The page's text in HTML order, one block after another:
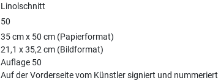
Linolschnitt
50
35 cm x 50 cm (Papierformat)
21,1 x 35,2 cm (Bildformat)
Auflage 50
Auf der Vorderseite vom Künstler signiert und nummeriert